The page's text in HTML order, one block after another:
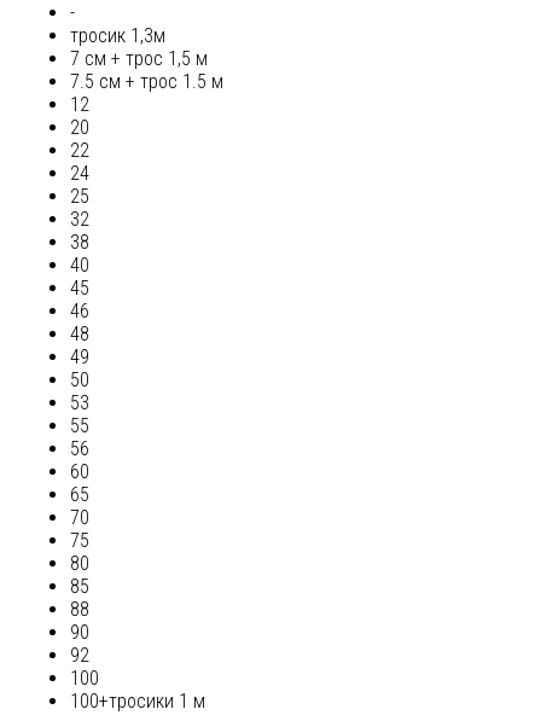
-
тросик 1,3м
7 см + трос 1,5 м
7.5 см + трос 1.5 м
12
20
22
24
25
32
38
40
45
46
48
49
50
53
55
56
60
65
70
75
80
85
88
90
92
100
100+тросики 1 м